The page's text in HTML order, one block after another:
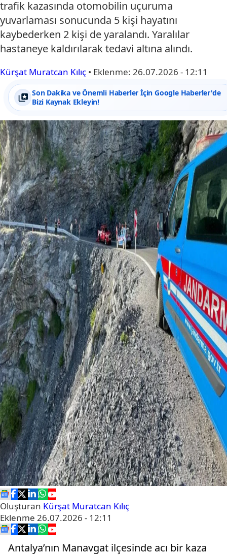
trafik kazasında otomobilin uçuruma
yuvarlaması sonucunda 5 kişi hayatını
kaybederken 2 kişi de yaralandı. Yaralılar
hastaneye kaldırılarak tedavi altına alındı.
Kürşat Muratcan Kılıç • Eklenme: 26.07.2026 - 12:11
Son Dakika ve Önemli Haberler İçin Google Haberler'de
Bizi Kaynak Ekleyin!
Oluşturan Kürşat Muratcan Kılıç
Eklenme 26.07.2026 - 12:11
Antalya’nın Manavgat ilçesinde acı bir kaza